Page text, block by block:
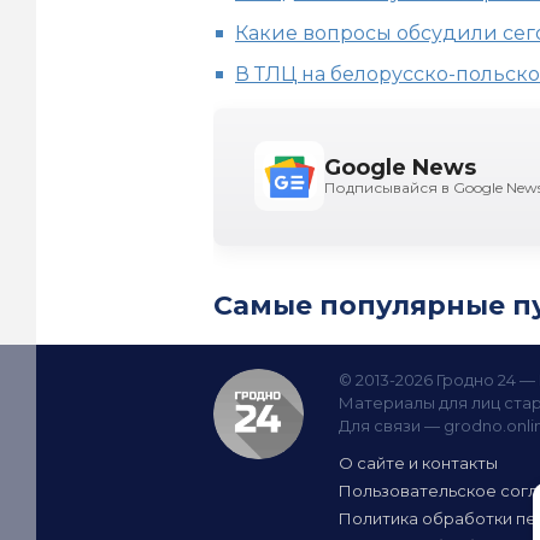
Какие вопросы обсудили
В ТЛЦ на белорусско-
Google News
Подписывайся в Google
Самые популярные
© 2013-2026 Гродно 24
Материалы для лиц
Для связи —
О сайте и контакты
Пользовательское
Политика обработки